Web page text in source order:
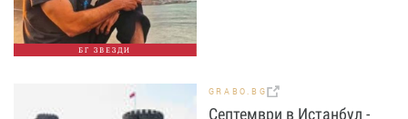
БГ ЗВЕЗДИ
GRABO.BG
Септември в Истанбул -